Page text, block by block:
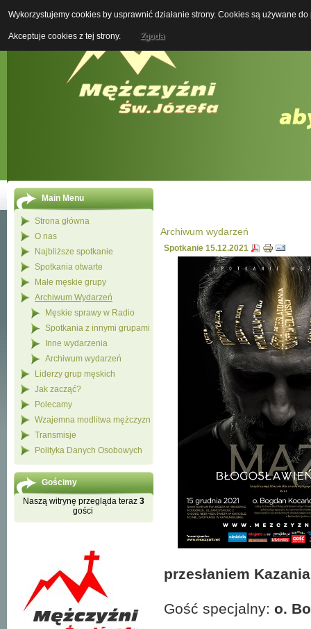
Boży
Main Menu
Strona główna
O nas
Najbliższe spotkanie
Spotkania otwarte
Małe męskie grupy
Archiwum Wydarzeń
Męskie sprawy w Radio
Spotkania z innymi grupami
Inne wydarzenia
Archiwum wydarzeń
Liderzy grup męskich
Jak zacząć?
Polecamy
Wzajemna modlitwa mężczyzn
Transmisje
Polityka Danych Osobowych
Gościmy
Naszą witrynę przegląda teraz 3
gości
Archiwum wydarzeń
Spotkanie 15.12.2021
przesłaniem
Gość specjalny: o.
Wykorzystujemy cookies by usprawnić działanie strony. Cookies są używane
Akceptuje cookies z tej strony. Zgoda